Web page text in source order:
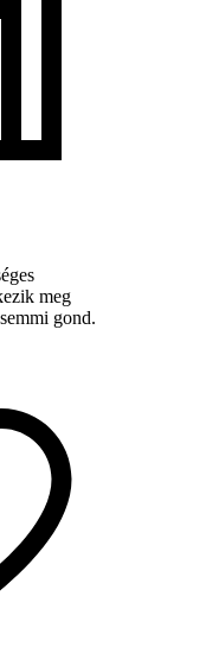
meg
gond.